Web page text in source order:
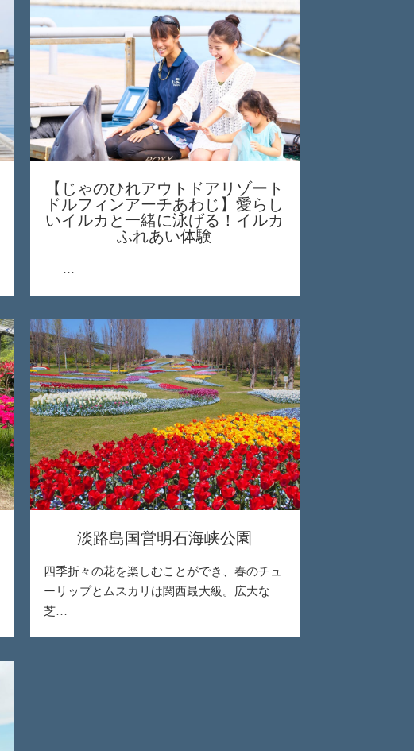
【じゃのひれアウトドアリゾート
ドルフィンアーチあわじ】愛らし
いイルカと一緒に泳げる！イルカ
ふれあい体験
…
淡路島国営明石海峡公園
四季折々の花を楽しむことができ、春のチュ
ーリップとムスカリは関西最大級。広大な
芝…